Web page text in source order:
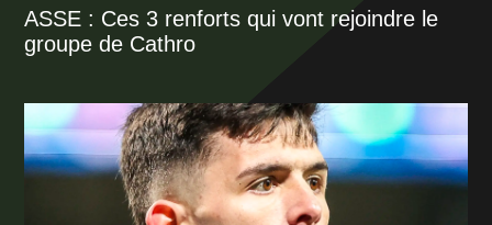
ASSE : Ces 3 renforts qui vont rejoindre le
groupe de Cathro